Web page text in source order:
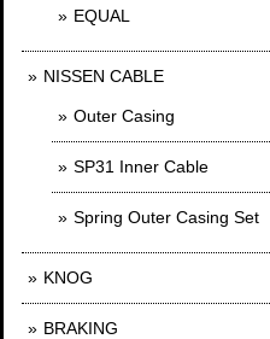
EQUAL
NISSEN CABLE
Outer Casing
SP31 Inner Cable
Spring Outer Casing Set
KNOG
BRAKING